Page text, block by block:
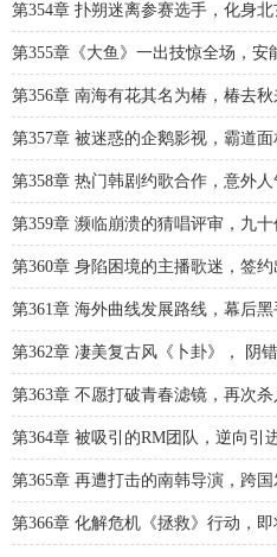
第354章 扑朔迷离参赛选手，化身
第355章《大鱼》一出技惊全场，安
第356章 南海有花其名为椿，椿去
第357章 被迷惑的企鹅影视，霸道
第358章 热门韩剧约歌合作，意外
第359章 濒临崩溃的猜唱评审，九
第360章 身陷困境的主播歌迷，签约
第361章 海外曲线发展路线，幕后黑
第362章 凄美复古风《卜卦》， 阴
第363章 不愿打破青春滤镜，再次
第364章 被吸引的RM团队，逆向引
第365章 再遭打击的南韩导演，跨国
第366章 化解危机《拯救》行动，即